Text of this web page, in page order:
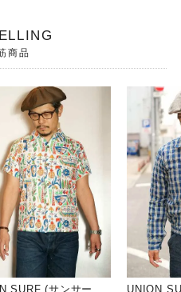
商品
SURF (サンサー
UNION